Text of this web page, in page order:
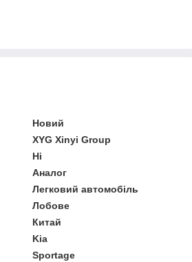
Новий
XYG Xinyi Group
Ні
Аналог
Легковий автомобіль
Лобове
Китай
Kia
Sportage